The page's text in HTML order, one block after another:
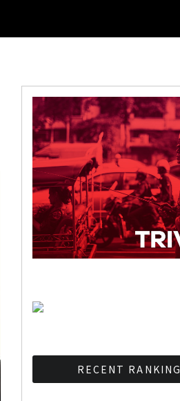
RECENT RANKING